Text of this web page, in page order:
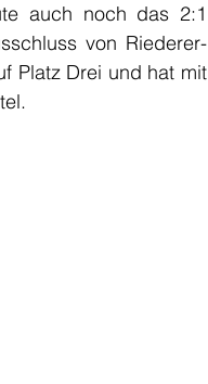
auch noch das 2:1
von Riederer-
Platz Drei und hat mit